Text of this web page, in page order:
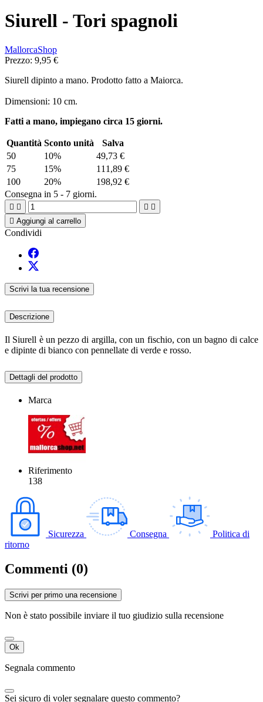
Siurell - Tori spagnoli
MallorcaShop
Prezzo: 9,95 €
Siurell dipinto a mano. Prodotto fatto a Maiorca.
Dimensioni: 10 cm.
Fatti a mano, impiegano circa 15 giorni.
Quantità Sconto unità
Salva
50
10%
49,73 €
75
15%
111,89 €
100
20%
198,92 €
Consegna in 5 - 7 giorni.
   
 Aggiungi al carrello
Condividi
Scrivi la tua recensione
Descrizione
Il Siurell è un pezzo di argilla, con un fischio, con un bagno di calce
e dipinte di bianco con pennellate di verde e rosso.
Dettagli del prodotto
Marca
Riferimento
138
Sicurezza Consegna
Politica di
ritorno
Commenti (0)
Scrivi per primo una recensione
Non è stato possibile inviare il tuo giudizio sulla recensione
Ok
Segnala commento
Sei sicuro di voler segnalare questo commento?